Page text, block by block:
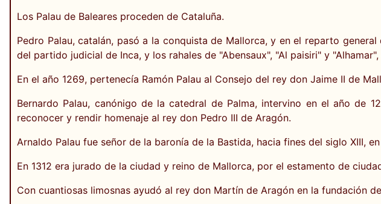
Los Palau de Baleares proceden de Cataluña.
Pedro Palau, catalán, pasó a la conquista de Mallorca, y en el reparto
del partido judicial de Inca, y los rahales de "Abensaux", "Al paisiri" y
En el año 1269, pertenecía Ramón Palau al Consejo del rey don Jaime II de
Bernardo Palau, canónigo de la catedral de Palma, intervino en el año de
reconocer y rendir homenaje al rey don Pedro III de Aragón.
Arnaldo Palau fue señor de la baronía de la Bastida, hacia fines del siglo XIII,
En 1312 era jurado de la ciudad y reino de Mallorca, por el estamento de
Con cuantiosas limosnas ayudó al rey don Martín de Aragón en la fundación